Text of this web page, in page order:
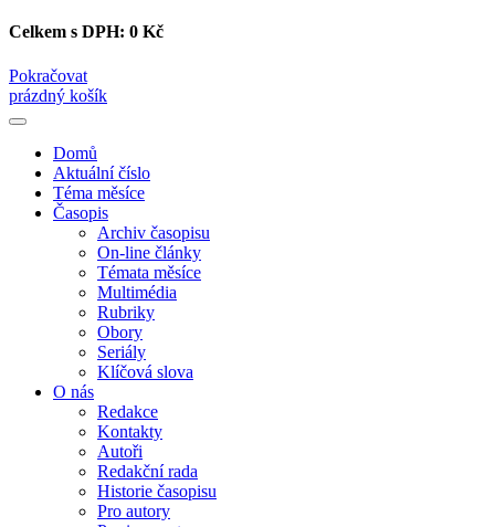
Celkem s DPH: 0 Kč
Pokračovat
prázdný košík
Domů
Aktuální číslo
Téma měsíce
Časopis
Archiv časopisu
On-line články
Témata měsíce
Multimédia
Rubriky
Obory
Seriály
Klíčová slova
O nás
Redakce
Kontakty
Autoři
Redakční rada
Historie časopisu
Pro autory